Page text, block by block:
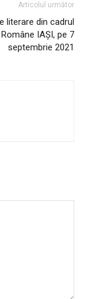
Articolul următor
literare din cadrul
IAȘI, pe 7
septembrie 2021